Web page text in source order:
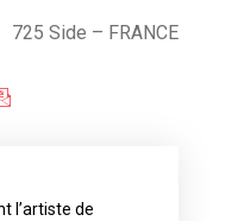
725 Side – FRANCE
l’artiste de